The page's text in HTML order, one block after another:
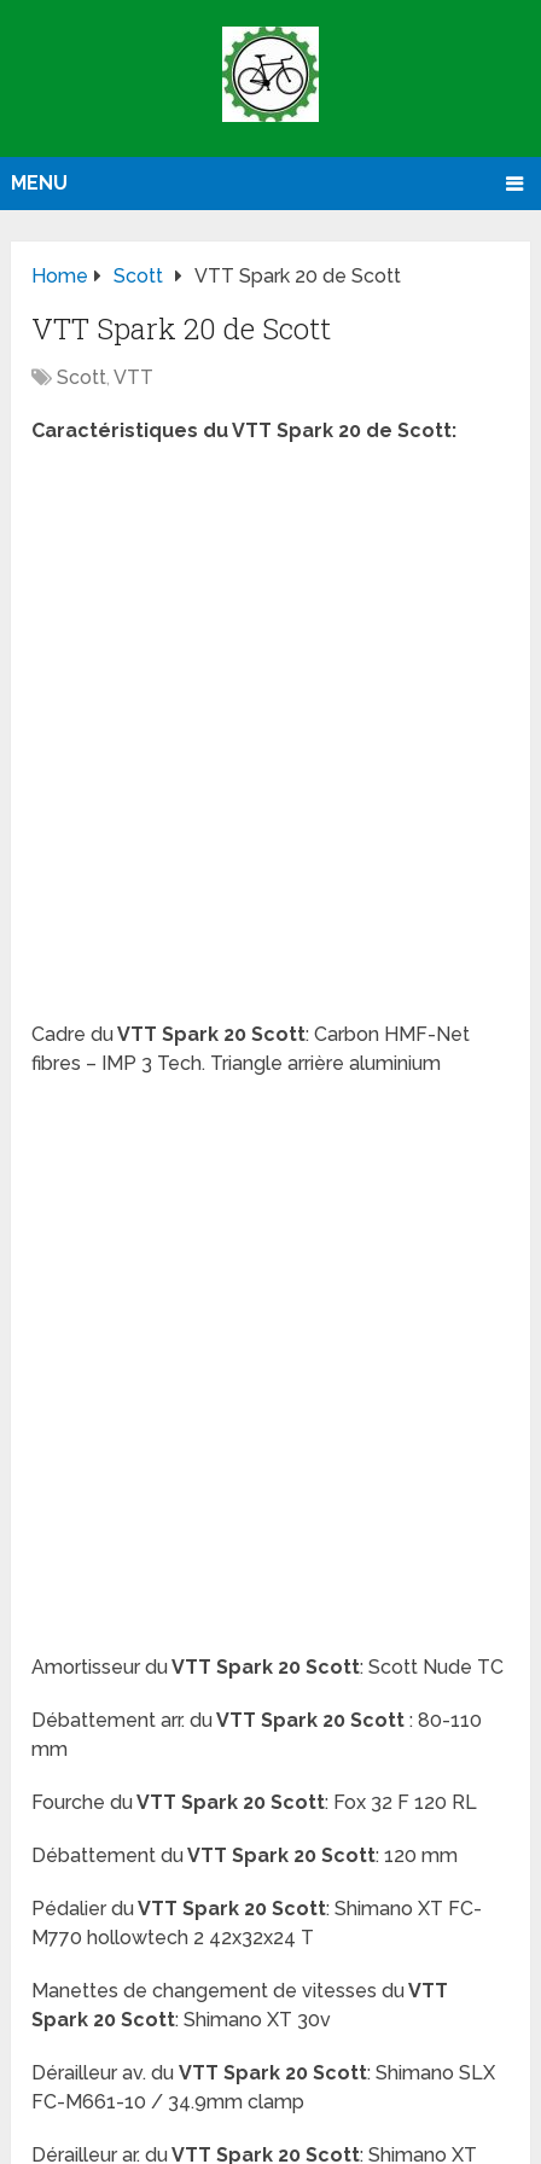
MENU
Home Scott VTT Spark 20 de Scott
VTT Spark 20 de Scott
Scott,VTT
Caractéristiques duVTT Spark 20 de Scott:
Cadre duVTT Spark 20 Scott: Carbon HMF-Net
fibres – IMP 3 Tech. Triangle arrière aluminium
Amortisseur duVTT Spark 20 Scott: Scott Nude TC
Débattement arr. duVTT Spark 20 Scott : 80-110
mm
Fourche duVTT Spark 20 Scott: Fox 32 F 120 RL
Débattement duVTT Spark 20 Scott: 120 mm
Pédalier duVTT Spark 20 Scott: Shimano XT FC-
M770 hollowtech 2 42x32x24 T
Manettes de changement de vitesses duVTT
Spark 20 Scott: Shimano XT 30v
Dérailleur av. duVTT Spark 20 Scott: Shimano SLX
FC-M661-10 / 34.9mm clamp
Dérailleur ar. duVTT Spark 20 Scott: Shimano XT